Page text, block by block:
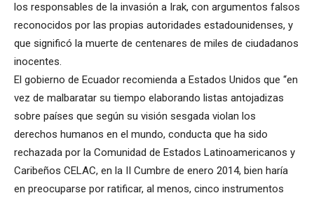
los responsables de la invasión a Irak, con argumentos falsos
reconocidos por las propias autoridades estadounidenses, y
que significó la muerte de centenares de miles de ciudadanos
inocentes.
El gobierno de Ecuador recomienda a Estados Unidos que “en
vez de malbaratar su tiempo elaborando listas antojadizas
sobre países que según su visión sesgada violan los
derechos humanos en el mundo, conducta que ha sido
rechazada por la Comunidad de Estados Latinoamericanos y
Caribeños CELAC, en la II Cumbre de enero 2014, bien haría
en preocuparse por ratificar, al menos, cinco instrumentos